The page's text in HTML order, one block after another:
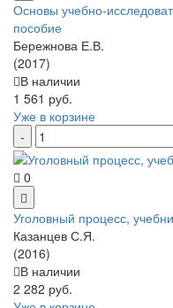
Основы учебно-
пособие
Бережнова Е.В.
(2017)
В наличии
1 561 руб.
Уже в корзине
0
Уголовный процесс,
Казанцев С.Я.
(2016)
В наличии
2 282 руб.